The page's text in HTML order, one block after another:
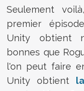
Seulement
premier
Unity obtient
bonnes que
l'on peut faire
Unity obtient